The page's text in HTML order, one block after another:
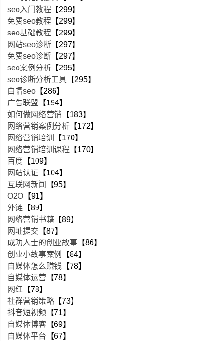
seo入门教程 【299】
免费seo教程 【299】
seo基础教程 【299】
网站seo诊断 【297】
免费seo诊断 【297】
seo案例分析 【295】
seo诊断分析工具 【295】
白帽seo 【286】
广告联盟 【194】
如何做网络营销 【183】
网络营销案例分析 【172】
网络营销培训
【170】
网络营销培训课程 【170】
百度 【109】
网站认证 【104】
互联网新闻
【95】
O2O 【91】
外链 【89】
网络营销书籍 【89】
网址提交 【87】
成功人士的创业故事 【86】
创业小故事案例
【84】
自媒体怎么赚钱 【78】
自媒体运营 【78】
网红 【78】
社群营销策略 【73】
抖音短视频 【71】
自媒体博客 【69】
自媒体平台 【67】